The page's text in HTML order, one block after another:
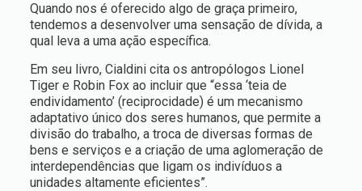
Quando nos é oferecido algo de graça primeiro,
tendemos a desenvolver uma sensação de dívida, a
qual leva a uma ação específica.
Em seu livro, Cialdini cita os antropólogos Lionel
Tiger e Robin Fox ao incluir que “essa ‘teia de
endividamento’ (reciprocidade) é um mecanismo
adaptativo único dos seres humanos, que permite a
divisão do trabalho, a troca de diversas formas de
bens e serviços e a criação de uma aglomeração de
interdependências que ligam os indivíduos a
unidades altamente eficientes”.